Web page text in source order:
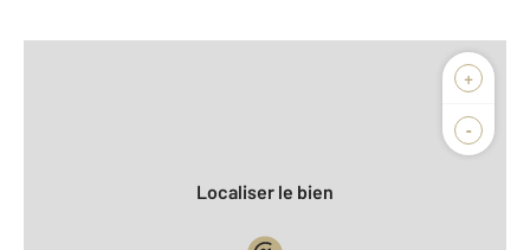
+
-
Biens vendus
Localiser le bien